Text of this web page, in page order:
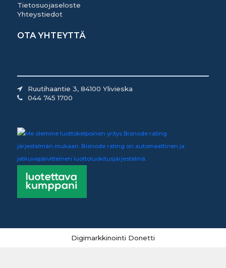
Tietosuojaseloste
Yhteystiedot
OTA YHTEYTTÄ
Ruutihaantie 3, 84100 Ylivieska
044 745 1700
Digimarkkinointi Donetti